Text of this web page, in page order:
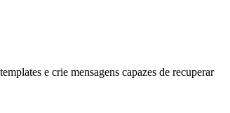
e crie mensagens capazes de recuperar